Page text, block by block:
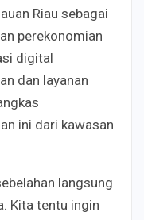
Riau sebagai
perekonomian
digital
dan layanan
ini dari kawasan
langsung
Kita tentu ingin